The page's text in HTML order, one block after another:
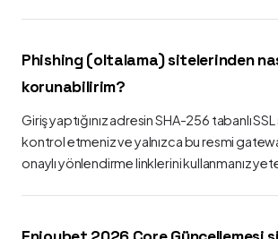
Phishing (oltalama) sitelerinden
korunabilirim?
Giriş yaptığınız adresin SHA-256 tabanlı SSL
kontrol etmeniz ve yalnızca bu resmi
onaylı yönlendirme linklerini kullanmanız